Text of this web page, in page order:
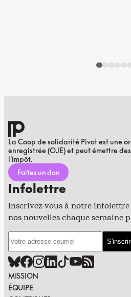
La Coop de solidarité Pivot est une
enregistrée (OJE) et peut émettre
l’impôt.
Faites un don
Infolettre
Inscrivez-vous à notre
nos nouvelles chaque semaine
MISSION
ÉQUIPE